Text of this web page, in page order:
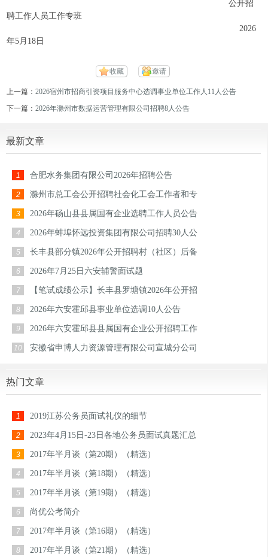
公开招
聘工作人员工作专班
2026
年5月18日
收藏 邀请
上一篇：2026宿州市招商引资项目服务中心选调事业单位工作人11人公告
下一篇：2026年滁州市数据运营管理有限公司招聘8人公告
最新文章
1 合肥水务集团有限公司2026年招聘公告
2 滁州市总工会公开招聘社会化工会工作者和专
3 2026年砀山县县属国有企业选聘工作人员公告
4 2026年蚌埠怀远投资集团有限公司招聘30人公
5 长丰县部分镇2026年公开招聘村（社区）后备
6 2026年7月25日六安辅警面试题
7 【笔试成绩公示】长丰县罗塘镇2026年公开招
8 2026年六安霍邱县事业单位选调10人公告
9 2026年六安霍邱县县属国有企业公开招聘工作
10 安徽省申博人力资源管理有限公司宣城分公司
热门文章
1 2019江苏公务员面试礼仪的细节
2 2023年4月15日-23日各地公务员面试真题汇总
3 2017年半月谈（第20期）（精选）
4 2017年半月谈（第18期）（精选）
5 2017年半月谈（第19期）（精选）
6 尚优公考简介
7 2017年半月谈（第16期）（精选）
8 2017年半月谈（第21期）（精选）